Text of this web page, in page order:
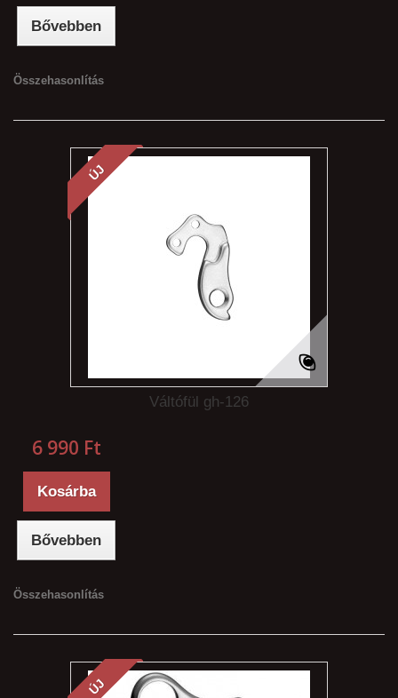
Bővebben
Összehasonlítás
ÚJ
Váltófül gh-126
6 990 Ft‎
Kosárba
Bővebben
Összehasonlítás
ÚJ